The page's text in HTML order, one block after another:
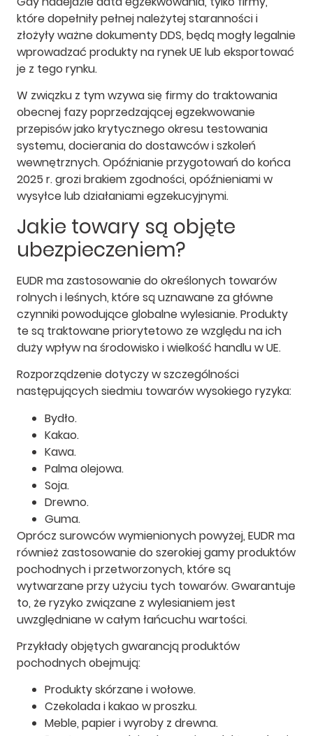
które dopełniły pełnej należytej staranności i
złożyły ważne dokumenty DDS, będą mogły legalnie
wprowadzać produkty na rynek UE lub eksportować
je z tego rynku.
W związku z tym wzywa się firmy do traktowania
obecnej fazy poprzedzającej egzekwowanie
przepisów jako krytycznego okresu testowania
systemu, docierania do dostawców i szkoleń
wewnętrznych. Opóźnianie przygotowań do końca
2025 r. grozi brakiem zgodności, opóźnieniami w
wysyłce lub działaniami egzekucyjnymi.
Jakie towary są objęte
ubezpieczeniem?
EUDR ma zastosowanie do określonych towarów
rolnych i leśnych, które są uznawane za główne
czynniki powodujące globalne wylesianie. Produkty
te są traktowane priorytetowo ze względu na ich
duży wpływ na środowisko i wielkość handlu w UE.
Rozporządzenie dotyczy w szczególności
następujących siedmiu towarów wysokiego ryzyka:
Bydło.
Kakao.
Kawa.
Palma olejowa.
Soja.
Drewno.
Guma.
Oprócz surowców wymienionych powyżej, EUDR ma
również zastosowanie do szerokiej gamy produktów
pochodnych i przetworzonych, które są
wytwarzane przy użyciu tych towarów. Gwarantuje
to, że ryzyko związane z wylesianiem jest
uwzględniane w całym łańcuchu wartości.
Przykłady objętych gwarancją produktów
pochodnych obejmują:
Produkty skórzane i wołowe.
Czekolada i kakao w proszku.
Meble, papier i wyroby z drewna.